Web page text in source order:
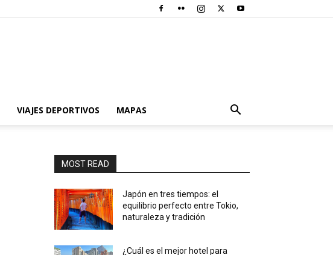
VIAJES DEPORTIVOS MAPAS
MOST READ
Japón en tres tiempos: el
equilibrio perfecto entre Tokio,
naturaleza y tradición
¿Cuál es el mejor hotel para